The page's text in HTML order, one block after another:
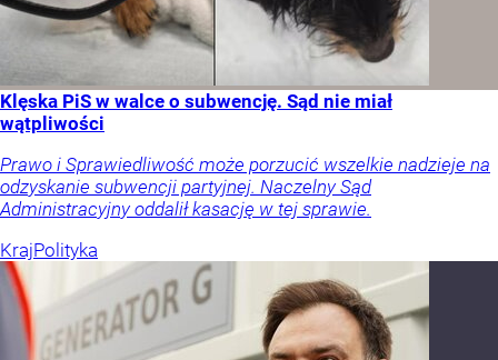
Klęska PiS w walce o subwencję. Sąd nie miał
wątpliwości
Prawo i Sprawiedliwość może porzucić wszelkie nadzieje na
odzyskanie subwencji partyjnej. Naczelny Sąd
Administracyjny oddalił kasację w tej sprawie.
KrajPolityka